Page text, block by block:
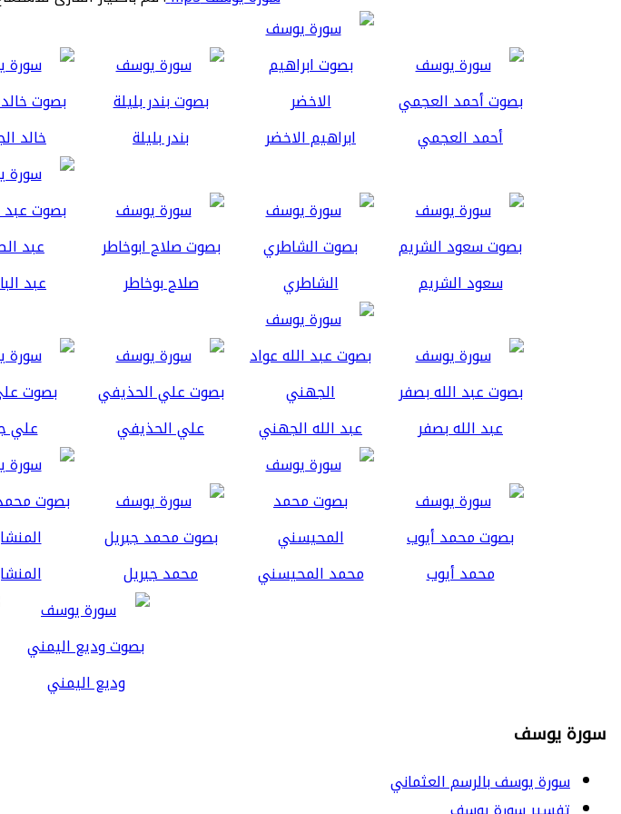
أحمد العجمي ابراهيم الاخضر بندر بليلة خالد
سعود الشريم الشاطري صلاح بوخاطر عبد
عبد الله بصفر عبد الله الجهني علي الحذيفي علي
محمد أيوب محمد المحيسني محمد جبريل
وديع اليمني
سورة يوسف
سورة يوسف بالرسم العثماني